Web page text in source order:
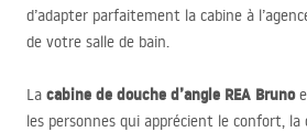
d’adapter parfaitement la cabine à
de votre salle de bain.
La cabine de douche d’angle REA Bruno
les personnes qui apprécient le confort,